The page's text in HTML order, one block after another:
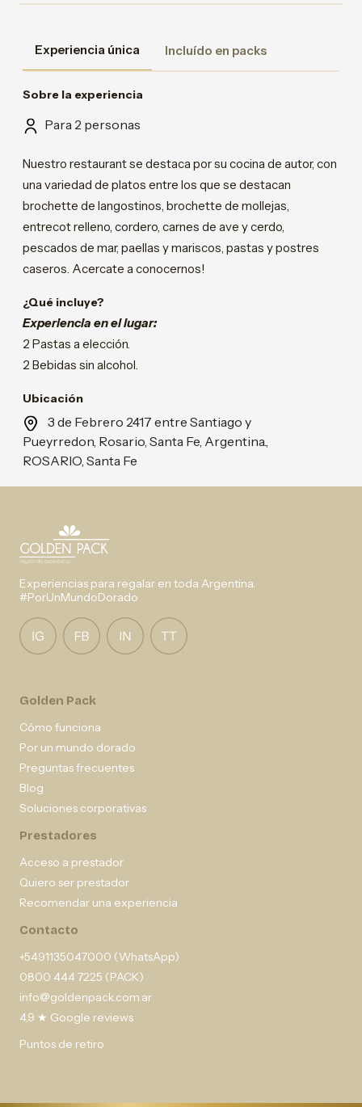
Experiencia única Incluído en packs
Sobre la experiencia
Para 2 personas
Nuestro restaurant se destaca por su cocina de autor, con
una variedad de platos entre los que se destacan
brochette de langostinos, brochette de mollejas,
entrecot relleno, cordero, carnes de ave y cerdo,
pescados de mar, paellas y mariscos, pastas y postres
caseros. Acercate a conocernos!
¿Qué incluye?
Experiencia en el lugar:
2 Pastas a elección.
2 Bebidas sin alcohol.
Ubicación
3 de Febrero 2417 entre Santiago y
Pueyrredon, Rosario, Santa Fe, Argentina.,
ROSARIO, Santa Fe
Experiencias para regalar en toda Argentina.
#PorUnMundoDorado
Golden Pack
Cómo funciona
Por un mundo dorado
Preguntas frecuentes
Blog
Soluciones corporativas
Prestadores
Acceso a prestador
Quiero ser prestador
Recomendar una experiencia
Contacto
+5491135047000 (WhatsApp)
0800 444 7225 (PACK)
info@goldenpack.com.ar
4,9 ★ Google reviews
Puntos de retiro